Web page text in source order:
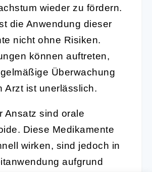
wieder zu fördern.
die Anwendung dieser
nicht ohne Risiken.
können auftreten,
Überwachung
Arzt ist unerlässlich.
Ansatz sind orale
Diese Medikamente
wirken, sind jedoch in
aufgrund